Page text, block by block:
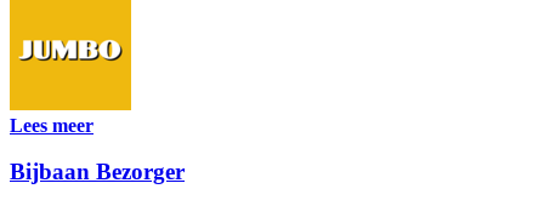
Lees meer
Bijbaan Bezorger